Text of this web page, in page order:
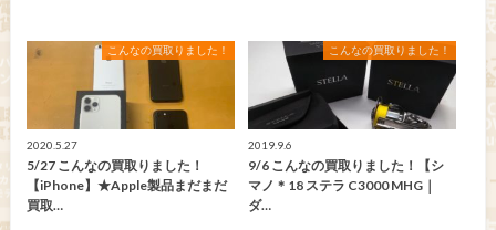
こんなの買取りました！
2020.5.27
5/27 こんなの買取りました！
【iPhone】★Apple製品まだまだ
買取…
こんなの買取りました！
2019.9.6
9/6 こんなの買取りました！【シ
マノ＊18 ステラ C3000 MHG｜
ダ…